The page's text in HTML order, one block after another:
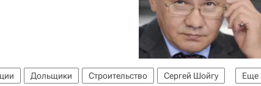
Еще
Дольщики Строительство
Сергей Шойгу